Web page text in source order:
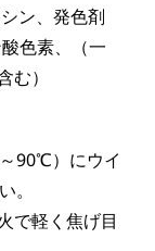
ン、発色剤
色素、（一
）
90℃）にウイ
。
で軽く焦げ目